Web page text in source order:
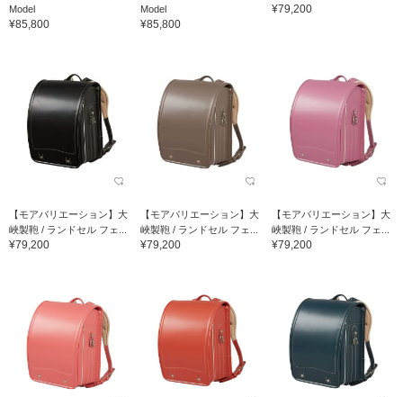
Model
¥85,800
Model
¥85,800
¥79,200
【モアバリエーション】大
峽製鞄 / ランドセル フェ...
¥79,200
【モアバリエーション】大
峽製鞄 / ランドセル フェ...
¥79,200
【モアバリエーション】大
峽製鞄 / ランドセル フェ...
¥79,200